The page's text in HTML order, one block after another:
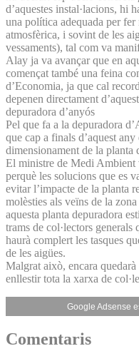
d’aquestes instal·lacions, hi
una política adequada per
atmosfèrica, i sovint de les
vessaments), tal com va
Alay ja va avançar que en
començat també una feina
d’Economia, ja que cal
depenen directament
depuradora d’anyós
Pel que fa a la depuradora
que cap a finals d’aquest
dimensionament de la planta
El ministre de Medi Ambient
perquè les solucions que es
evitar l’impacte de la planta
molèsties als veïns de la
aquesta planta depuradora
trams de col·lectors
haurà complert les tasques
de les aigües.
Malgrat això, encara
enllestir tota la xarxa de
Google Adsense
Comentaris